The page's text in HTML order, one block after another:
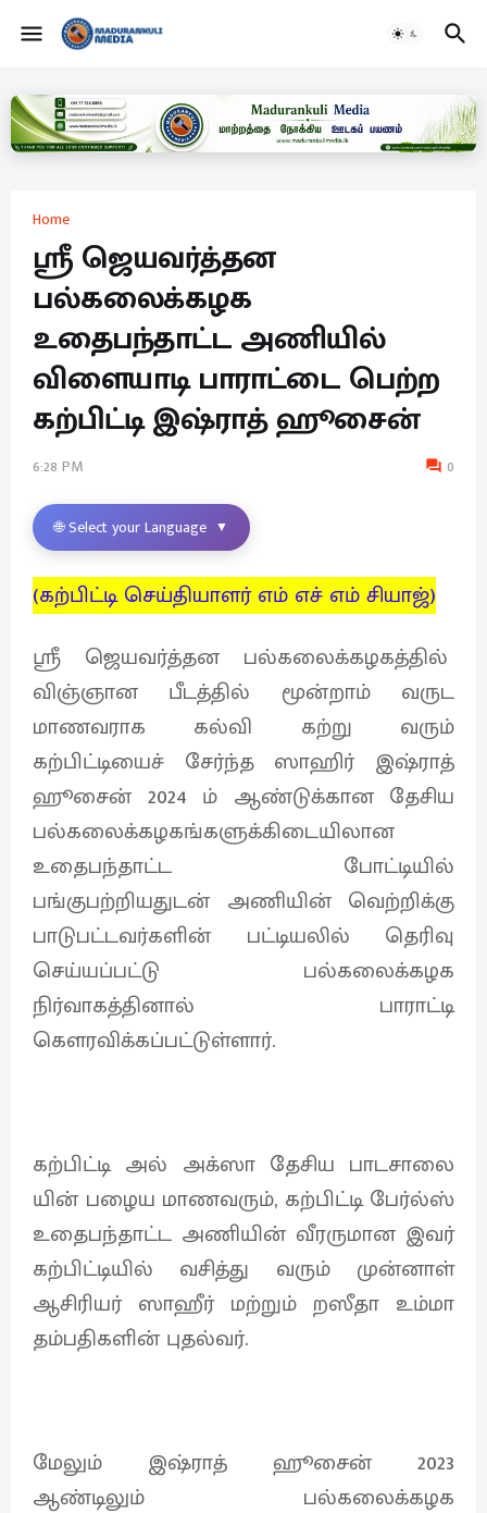
Home
ஸ்ரீ ஜெயவர்த்தன
பல்கலைக்கழக
உதைபந்தாட்ட அணியில்
விளையாடி பாராட்டை பெற்ற
கற்பிட்டி இஷ்ராத் ஹூசைன்
6:28 PM 0
🌐 Select your Language ▼
(கற்பிட்டி செய்தியாளர் எம் எச் எம் சியாஜ்)
ஸ்ரீ ஜெயவர்த்தன பல்கலைக்கழகத்தில்
விஞ்ஞான பீடத்தில் மூன்றாம் வருட
மாணவராக கல்வி கற்று வரும்
கற்பிட்டியைச் சேர்ந்த ஸாஹிர் இஷ்ராத்
ஹூசைன் 2024 ம் ஆண்டுக்கான தேசிய
பல்கலைக்கழகங்களுக்கிடையிலான
உதைபந்தாட்ட போட்டியில்
பங்குபற்றியதுடன் அணியின் வெற்றிக்கு
பாடுபட்டவர்களின் பட்டியலில் தெரிவு
செய்யப்பட்டு பல்கலைக்கழக
நிர்வாகத்தினால் பாராட்டி
கௌரவிக்கப்பட்டுள்ளார்.
கற்பிட்டி அல் அக்ஸா தேசிய பாடசாலை
யின் பழைய மாணவரும், கற்பிட்டி பேர்ல்ஸ்
உதைபந்தாட்ட அணியின் வீரருமான இவர்
கற்பிட்டியில் வசித்து வரும் முன்னாள்
ஆசிரியர் ஸாஹீர் மற்றும் றஸீதா உம்மா
தம்பதிகளின் புதல்வர்.
மேலும் இஷ்ராத் ஹூசைன் 2023
ஆண்டிலும் பல்கலைக்கழக